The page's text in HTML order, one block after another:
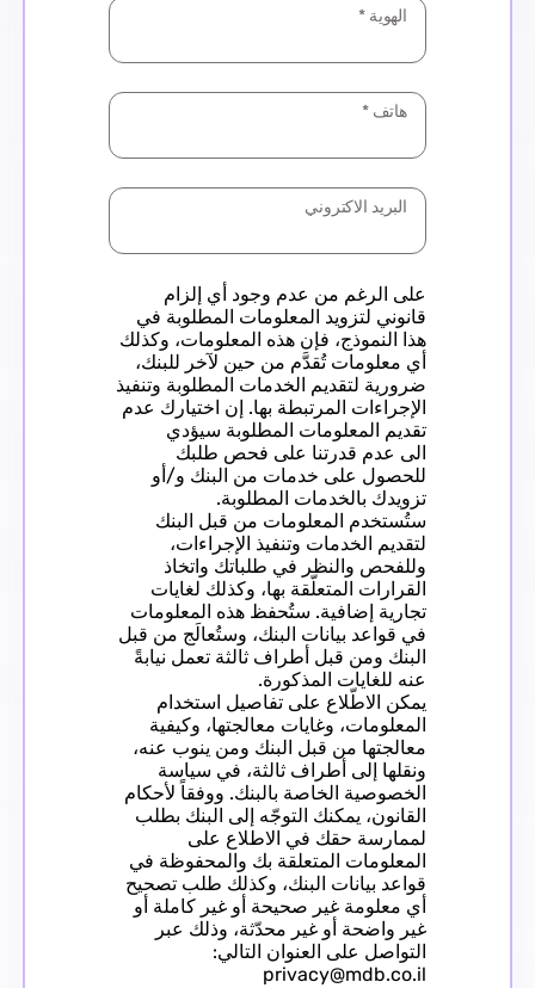
الهوية*
هاتف*
البريد الاكتروني
على الرغم من عدم وجود أي إلزام
قانوني لتزويد المعلومات المطلوبة في
هذا النموذج، فإن هذه المعلومات، وكذلك
أي معلومات تُقدَّم من حين لآخر للبنك،
ضرورية لتقديم الخدمات المطلوبة وتنفيذ
الإجراءات المرتبطة بها. إن اختيارك عدم
تقديم المعلومات المطلوبة سيؤدي
الى عدم قدرتنا على فحص طلبك
للحصول على خدمات من البنك و/أو
تزويدك بالخدمات المطلوبة.
ستُستخدم المعلومات من قبل البنك
لتقديم الخدمات وتنفيذ الإجراءات،
وللفحص والنظر في طلباتك واتخاذ
القرارات المتعلّقة بها، وكذلك لغايات
تجارية إضافية. ستُحفظ هذه المعلومات
في قواعد بيانات البنك، وستُعالَج من قبل
البنك ومن قبل أطراف ثالثة تعمل نيابةً
عنه للغايات المذكورة.
يمكن الاطّلاع على تفاصيل استخدام
المعلومات، وغايات معالجتها، وكيفية
معالجتها من قبل البنك ومن ينوب عنه،
ونقلها إلى أطراف ثالثة، في سياسة
الخصوصية الخاصة بالبنك. ووفقاً لأحكام
القانون، يمكنك التوجّه إلى البنك بطلب
لممارسة حقك في الاطلاع على
المعلومات المتعلقة بك والمحفوظة في
قواعد بيانات البنك، وكذلك طلب تصحيح
أي معلومة غير صحيحة أو غير كاملة أو
غير واضحة أو غير محدّثة، وذلك عبر
التواصل على العنوان التالي:
privacy@mdb.co.il